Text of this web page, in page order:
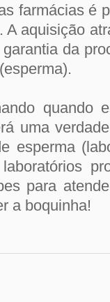
farmácias é
A aquisição
da
quando
uma
esperma
para
a boquinha!